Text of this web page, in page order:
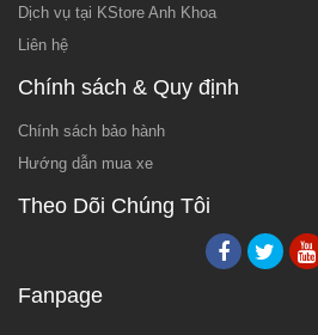
Dịch vụ tại KStore Anh Khoa
Liên hệ
Chính sách & Quy định
Chính sách bảo hành
Hướng dẫn mua xe
Theo Dõi Chúng Tôi
Fanpage